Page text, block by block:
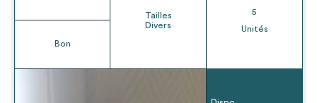
Bon
Tailles
Divers
5
Unités